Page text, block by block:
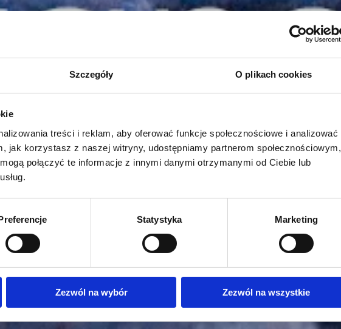
Szczegóły O plikach cookies
treści i reklam, aby oferować funkcje społecznościowe i analizować
jak korzystasz z naszej witryny, udostępniamy partnerom społecznościowym,
połączyć te informacje z innymi danymi otrzymanymi od Ciebie lub
Statystyka Marketing
Zezwól na wybór Zezwól na wszystkie